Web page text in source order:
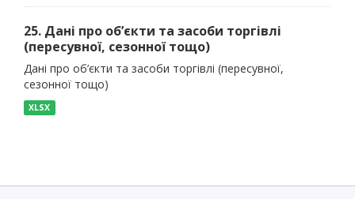
25. Дані про об’єкти та засоби торгівлі
(пересувної, сезонної тощо)
Дані про об’єкти та засоби торгівлі (пересувної,
сезонної тощо)
XLSX